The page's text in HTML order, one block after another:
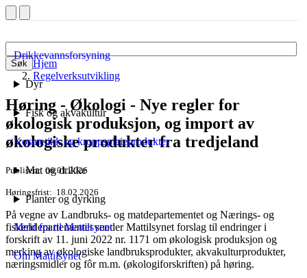
Søk
Drikkevannsforsyning
Dyr
Fisk og akvakultur
Kosmetikk og kroppspleieprodukter
Mat og drikke
Planter og dyrking
Meld fra til Mattilsynet
Om Mattilsynet
Hjem
Regelverksutvikling
Høring - Økologi - Nye regler for
økologisk produksjon, og import av
økologiske produkter fra tredjeland
Publisert 06.01.2026
Høringsfrist 18.02.2026
På vegne av Landbruks- og matdepartementet og Nærings- og
fiskeridepartementet sender Mattilsynet forslag til endringer i
forskrift av 11. juni 2022 nr. 1171 om økologisk produksjon og
merking av økologiske landbruksprodukter, akvakulturprodukter,
næringsmidler og fôr m.m. (økologiforskriften) på høring.